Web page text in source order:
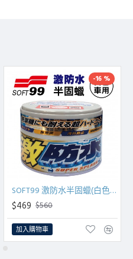
-16 %
SOFT99 激防水半固蠟(白色車用)300g
$469 $560
加入購物車